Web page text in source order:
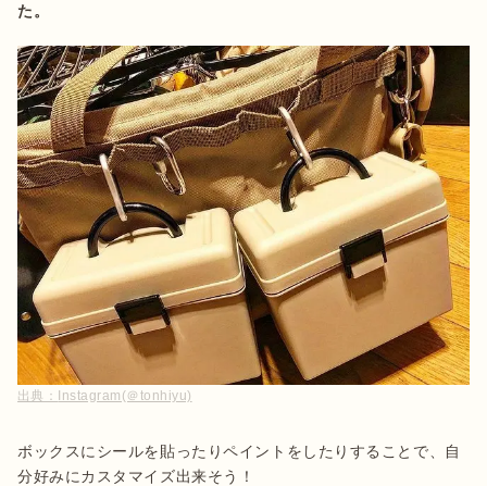
た。
出典： Instagram(＠tonhiyu)
ボックスにシールを貼ったりペイントをしたりすることで、自
分好みにカスタマイズ出来そう！